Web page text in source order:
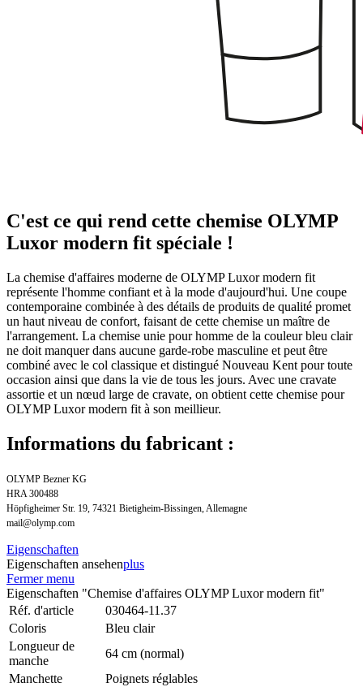
C'est ce qui rend cette chemise OLYMP
Luxor modern fit spéciale !
La chemise d'affaires moderne de OLYMP Luxor modern fit
représente l'homme confiant et à la mode d'aujourd'hui. Une coupe
contemporaine combinée à des détails de produits de qualité promet
un haut niveau de confort, faisant de cette chemise un maître de
l'arrangement. La chemise unie pour homme de la couleur bleu clair
ne doit manquer dans aucune garde-robe masculine et peut être
combiné avec le col classique et distingué Nouveau Kent pour toute
occasion ainsi que dans la vie de tous les jours. Avec une cravate
assortie et un nœud large de cravate, on obtient cette chemise pour
OLYMP Luxor modern fit à son meillieur.
Informations du fabricant :
OLYMP Bezner KG
HRA 300488
Höpfigheimer Str. 19, 74321 Bietigheim-Bissingen, Allemagne
mail@olymp.com
Eigenschaften
Eigenschaften ansehenplus
Fermer menu
Eigenschaften "Chemise d'affaires OLYMP Luxor modern fit"
Réf. d'article
030464-11.37
Coloris
Bleu clair
Longueur de
manche
64 cm (normal)
Manchette
Poignets réglables